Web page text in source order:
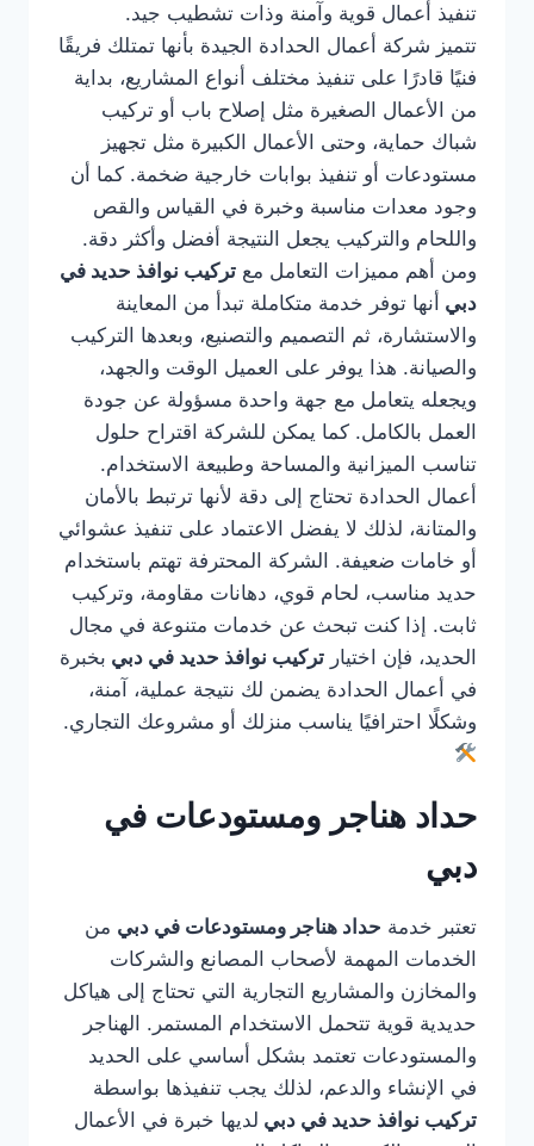
تنفيذ أعمال قوية وآمنة وذات تشطيب جيد.
تتميز شركة أعمال الحدادة الجيدة بأنها تمتلك فريقًا
فنيًا قادرًا على تنفيذ مختلف أنواع المشاريع، بداية
من الأعمال الصغيرة مثل إصلاح باب أو تركيب
شباك حماية، وحتى الأعمال الكبيرة مثل تجهيز
مستودعات أو تنفيذ بوابات خارجية ضخمة. كما أن
وجود معدات مناسبة وخبرة في القياس والقص
واللحام والتركيب يجعل النتيجة أفضل وأكثر دقة.
ومن أهم مميزات التعامل مع تركيب نوافذ حديد في
دبي أنها توفر خدمة متكاملة تبدأ من المعاينة
والاستشارة، ثم التصميم والتصنيع، وبعدها التركيب
والصيانة. هذا يوفر على العميل الوقت والجهد،
ويجعله يتعامل مع جهة واحدة مسؤولة عن جودة
العمل بالكامل. كما يمكن للشركة اقتراح حلول
تناسب الميزانية والمساحة وطبيعة الاستخدام.
أعمال الحدادة تحتاج إلى دقة لأنها ترتبط بالأمان
والمتانة، لذلك لا يفضل الاعتماد على تنفيذ عشوائي
أو خامات ضعيفة. الشركة المحترفة تهتم باستخدام
حديد مناسب، لحام قوي، دهانات مقاومة، وتركيب
ثابت. إذا كنت تبحث عن خدمات متنوعة في مجال
الحديد، فإن اختيار تركيب نوافذ حديد في دبي بخبرة
في أعمال الحدادة يضمن لك نتيجة عملية، آمنة،
وشكلًا احترافيًا يناسب منزلك أو مشروعك التجاري.
حداد هناجر ومستودعات في
دبي
تعتبر خدمة حداد هناجر ومستودعات في دبي من
الخدمات المهمة لأصحاب المصانع والشركات
والمخازن والمشاريع التجارية التي تحتاج إلى هياكل
حديدية قوية تتحمل الاستخدام المستمر. الهناجر
والمستودعات تعتمد بشكل أساسي على الحديد
في الإنشاء والدعم، لذلك يجب تنفيذها بواسطة
تركيب نوافذ حديد في دبي لديها خبرة في الأعمال